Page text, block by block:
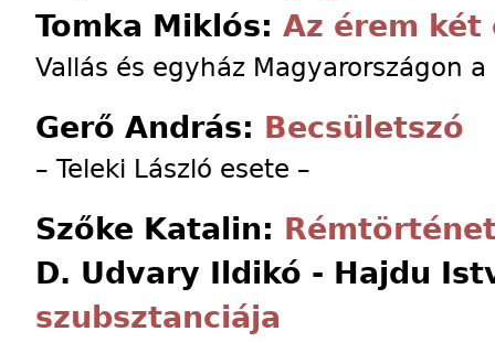
Tomka Miklós: Az érem két
Vallás és egyház Magyarországon
Gerő András: Becsületszó
– Teleki László esete –
Szőke Katalin:
D. Udvary Ildikó - Hajdu
szubsztanciája